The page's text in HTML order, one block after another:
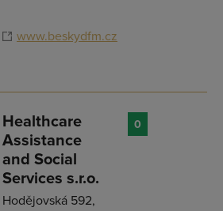
www.beskydfm.cz
Healthcare
Assistance
and Social
Services s.r.o.
Hodějovská 592,
0